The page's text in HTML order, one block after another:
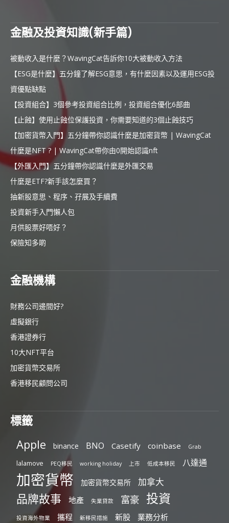
金融及投資知識(新手篇)
被動收入是什麼？WavingCat告訴你10大被動收入方法
【ESG是什麼】五分鐘了解ESG意思，有什麼因素以及運用ESG投
資優點缺點
【投資組合】3個參考投資組合比例，投資組合優化6部曲
【止蝕】使用止蝕位保護投資，你需要知道的3個止蝕技巧
【加密貨幣入門】五分鐘帶你認識什麼是加密貨幣 | WavingCat
什麼是NFT ? | WavingCat帶你由0開始認識nft
【外匯入門】五分鐘帶你認識什麼是外匯交易
什麼是ETF?新手該怎麼買？
抽新股意思、程序、孖展及手續費
投資新手入門懶人包
月供股票好唔好？
保險知多啲
金融機構
財務公司邊間好?
虛擬銀行
香港證券行
10大NFT平台
加密貨幣交易所
香港移民顧問公司
標籤
Apple binance BNO Casetify coinbase Grab
lalamove PEQ移民 working holiday 上市 低成本移民 八達通
加密貨幣 加密貨幣交易所 加拿大
品牌故事 地產 失業貸款 富豪 投資
投資海外物業 攜程 新移民措施 新股 業務分析